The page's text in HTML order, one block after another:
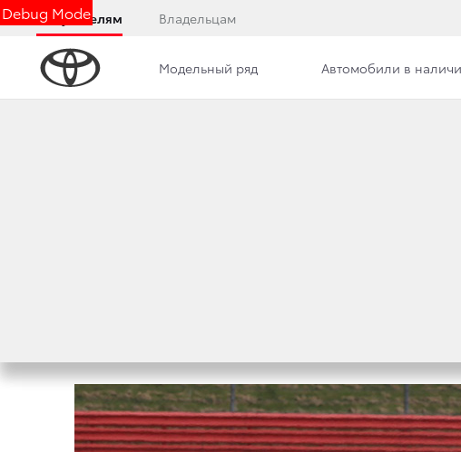
Debug Mode
Покупателям Владельцам
Модельный ряд Автомобили в
TOYOTA GAZOO
И ПЕРВАЯ СТРОЧКА